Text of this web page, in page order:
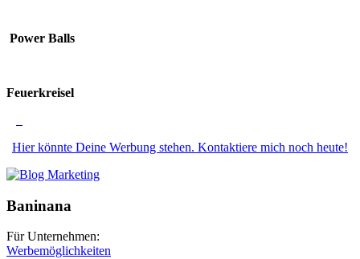
Power Balls
Feuerkreisel
Hier könnte Deine Werbung stehen. Kontaktiere mich noch heute!
Baninana
Für Unternehmen:
Werbemöglichkeiten